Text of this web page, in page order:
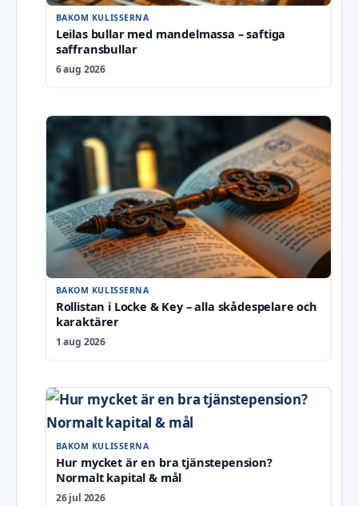
BAKOM KULISSERNA
Leilas bullar med mandelmassa – saftiga
saffransbullar
6 aug 2026
BAKOM KULISSERNA
Rollistan i Locke & Key – alla skådespelare och
karaktärer
1 aug 2026
BAKOM KULISSERNA
Hur mycket är en bra tjänstepension?
Normalt kapital & mål
26 jul 2026